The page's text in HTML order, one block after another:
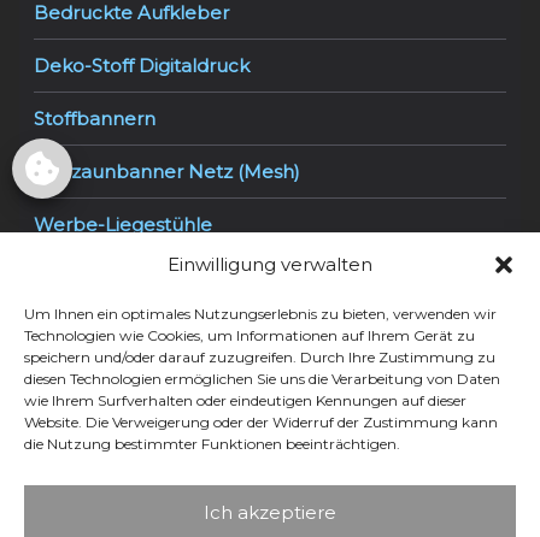
Einwilligung verwalten
Um Ihnen ein optimales Nutzungserlebnis zu bieten, verwenden wir
Technologien wie Cookies, um Informationen auf Ihrem Gerät zu
speichern und/oder darauf zuzugreifen. Durch Ihre Zustimmung zu
diesen Technologien ermöglichen Sie uns die Verarbeitung von Daten
wie Ihrem Surfverhalten oder eindeutigen Kennungen auf dieser
Website. Die Verweigerung oder der Widerruf der Zustimmung kann
die Nutzung bestimmter Funktionen beeinträchtigen.
Ich akzeptiere
Bedruckte Aufkleber
Deko-Stoff Digitaldruck
Stoffbannern
Bauzaunbanner Netz (Mesh)
Werbe-Liegestühle
Lochfolie One Way Vision
Klebefolie Easy Dot
Klebefolie mit Aufdruck
Folienbeschriftung
Milchglasfolie